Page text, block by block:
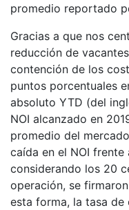
promedio reportado
Gracias a que nos
reducción de
contención de los
puntos porcentuales
absoluto YTD (del
NOI alcanzado en
promedio del
caída en el NOI frente
considerando los 20
operación, se
esta forma, la tasa